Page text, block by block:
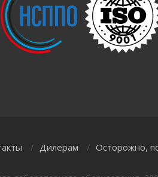
/ Дилерам / Осторожно,